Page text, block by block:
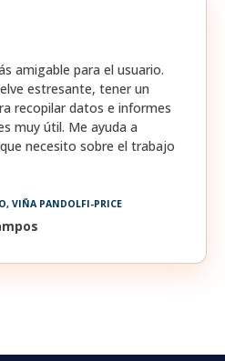
amigable para el usuario.
estresante, tener un
recopilar datos e informes
muy útil. Me ayuda a
necesito sobre el trabajo
VIÑA PANDOLFI-PRICE